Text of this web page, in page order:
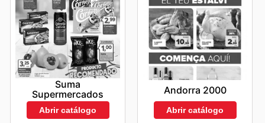
Suma
Supermercados
Abrir catálogo
Andorra 2000
Abrir catálogo